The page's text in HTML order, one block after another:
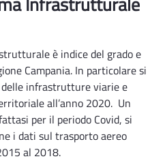
è indice del grado e
Campania. In particolare si
infrastrutture viarie e
all’anno 2020. Un
per il periodo Covid, si
i dati sul trasporto aereo
al 2018.